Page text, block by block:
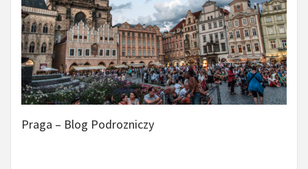
Praga – Blog Podrozniczy